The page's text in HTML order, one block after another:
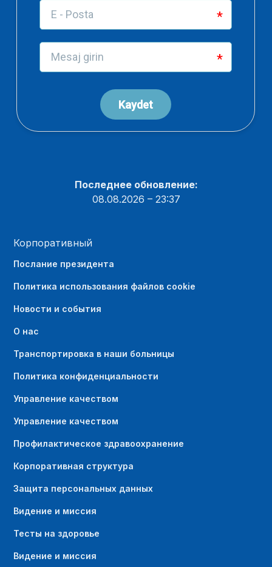
Последнее обновление:
08.08.2026 – 23:37
Корпоративный
Послание президента
Политика использования файлов cookie
Новости и события
О нас
Транспортировка в наши больницы
Политика конфиденциальности
Управление качеством
Управление качеством
Профилактическое здравоохранение
Корпоративная структура
Защита персональных данных
Видение и миссия
Тесты на здоровье
Видение и миссия